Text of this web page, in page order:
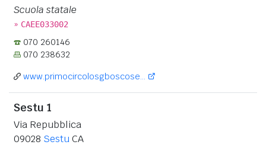
Scuola statale
» CAEE033002
070 260146
070 238632
www.primocircolosgboscose...
Sestu 1
Via Repubblica
09028 SestuCA